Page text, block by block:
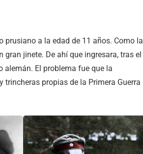
prusiano a la edad de 11 años. Como la
jinete. De ahí que ingresara, tras el
alemán. El problema fue que la
propias de la Primera Guerra